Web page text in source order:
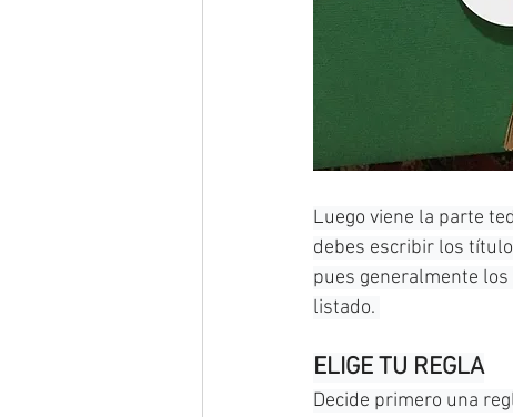
Luego viene la parte
debes escribir los
pues generalmente
listado.
ELIGE TU REGLA
Decide primero una